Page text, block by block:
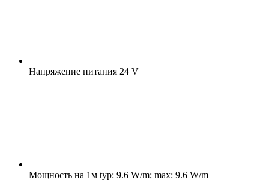
Напряжение питания 24 V
Мощность на 1м typ: 9.6 W/m; max: 9.6 W/m